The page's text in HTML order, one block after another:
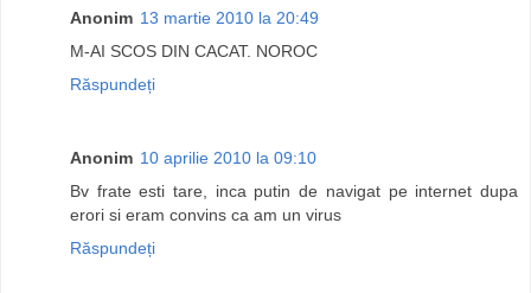
Anonim 13 martie 2010 la 20:49
M-AI SCOS DIN CACAT. NOROC
Răspundeți
Anonim 10 aprilie 2010 la 09:10
Bv frate esti tare, inca putin de navigat pe internet dupa
erori si eram convins ca am un virus
Răspundeți